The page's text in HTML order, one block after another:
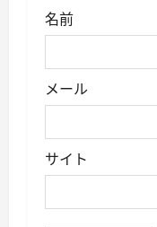
名前
メール
サイト